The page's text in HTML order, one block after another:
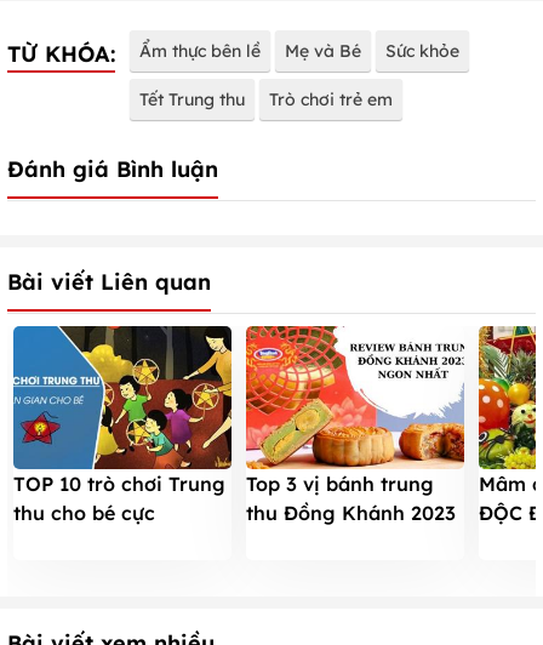
TỪ KHÓA: Ẩm thực bên lề Mẹ và Bé Sức khỏe
Tết Trung thu Trò chơi trẻ em
Đánh giá Bình luận
Bài viết Liên quan
TOP 10 trò chơi Trung
thu cho bé cực
Top 3 vị bánh trung
thu Đồng Khánh 2023
Mâm
ĐỘC